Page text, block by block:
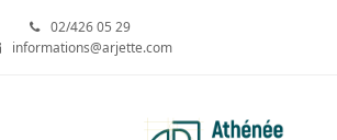
02/426 05 29
informations@arjette.com